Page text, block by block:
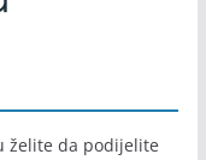
želite da podijelite